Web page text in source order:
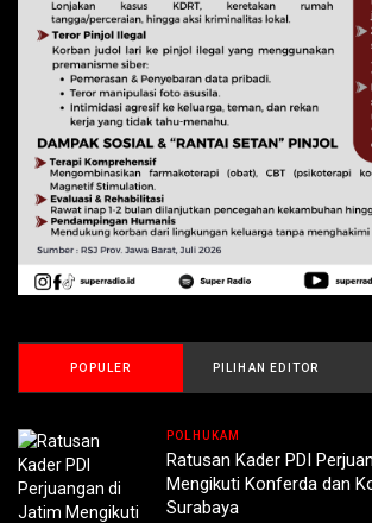
POPULER PILIHAN EDITOR
POLHUKAM
Ratusan Kader PDI
Mengikuti Konferda dan
Surabaya